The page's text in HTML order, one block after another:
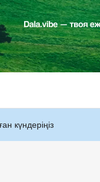
күндеріңіз